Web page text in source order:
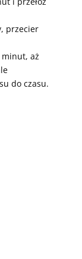
przecier
minut, aż
do czasu.